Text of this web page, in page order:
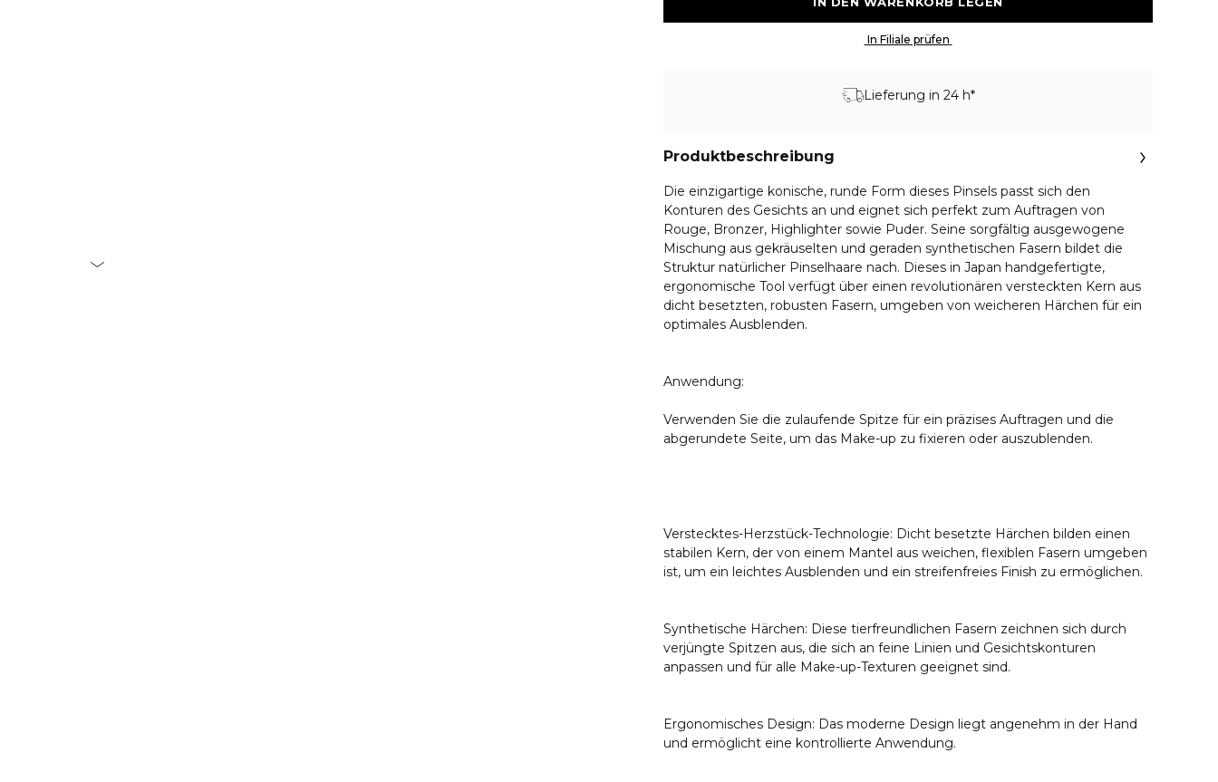
Lieferung in 24 h*
Produktbeschreibung
Die einzigartige konische, runde Form dieses Pinsels passt sich den
Konturen des Gesichts an und eignet sich perfekt zum Auftragen von
Rouge, Bronzer, Highlighter sowie Puder. Seine sorgfältig ausgewogene
Mischung aus gekräuselten und geraden synthetischen Fasern bildet die
Struktur natürlicher Pinselhaare nach. Dieses in Japan handgefertigte,
ergonomische Tool verfügt über einen revolutionären versteckten Kern aus
dicht besetzten, robusten Fasern, umgeben von weicheren Härchen für ein
optimales Ausblenden.
Anwendung:
Verwenden Sie die zulaufende Spitze für ein präzises Auftragen und die
abgerundete Seite, um das Make-up zu fixieren oder auszublenden.
Verstecktes-Herzstück-Technologie: Dicht besetzte Härchen bilden einen
stabilen Kern, der von einem Mantel aus weichen, flexiblen Fasern umgeben
ist, um ein leichtes Ausblenden und ein streifenfreies Finish zu ermöglichen.
Synthetische Härchen: Diese tierfreundlichen Fasern zeichnen sich durch
verjüngte Spitzen aus, die sich an feine Linien und Gesichtskonturen
anpassen und für alle Make-up-Texturen geeignet sind.
Ergonomisches Design: Das moderne Design liegt angenehm in der Hand
und ermöglicht eine kontrollierte Anwendung.